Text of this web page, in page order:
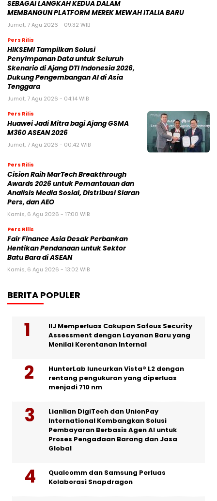
SEBAGAI LANGKAH KEDUA DALAM
MEMBANGUN PLATFORM MEREK MEWAH ITALIA BARU
Jumat, 7 Agu 2026 - 09:32 WIB
Pers Rilis
HIKSEMI Tampilkan Solusi
Penyimpanan Data untuk Seluruh
Skenario di Ajang DTI Indonesia 2026,
Dukung Pengembangan AI di Asia
Tenggara
Jumat, 7 Agu 2026 - 04:14 WIB
Pers Rilis
Huawei Jadi Mitra bagi Ajang GSMA
M360 ASEAN 2026
Jumat, 7 Agu 2026 - 00:42 WIB
Pers Rilis
Cision Raih MarTech Breakthrough
Awards 2026 untuk Pemantauan dan
Analisis Media Sosial, Distribusi Siaran
Pers, dan AEO
Kamis, 6 Agu 2026 - 17:00 WIB
Pers Rilis
Fair Finance Asia Desak Perbankan
Hentikan Pendanaan untuk Sektor
Batu Bara di ASEAN
Kamis, 6 Agu 2026 - 13:02 WIB
BERITA POPULER
IIJ Memperluas Cakupan Safous Security
Assessment dengan Layanan Baru yang
Menilai Kerentanan Internal
HunterLab luncurkan Vista® L2 dengan
rentang pengukuran yang diperluas
menjadi 710 nm
Lianlian DigiTech dan UnionPay
International Kembangkan Solusi
Pembayaran Berbasis Agen AI untuk
Proses Pengadaan Barang dan Jasa
Global
Qualcomm dan Samsung Perluas
Kolaborasi Snapdragon